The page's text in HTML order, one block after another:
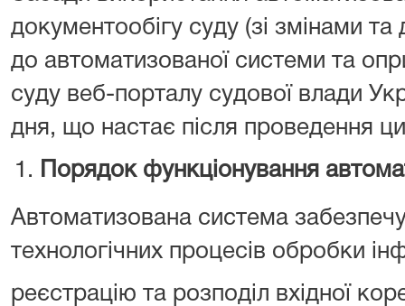
документообігу суду (зі змінами
до автоматизованої системи та
суду веб-порталу судової влади
дня, що настає після проведення
Порядок функціонування
Автоматизована система
технологічних процесів обробки
реєстрацію та розподіл вхідної